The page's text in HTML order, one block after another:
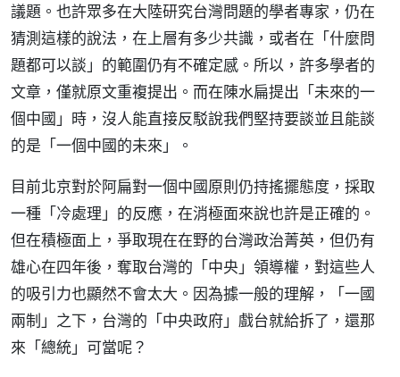
議題。也許眾多在大陸研究台灣問題的學者專家，仍在
猜測這樣的說法，在上層有多少共識，或者在「什麼問
題都可以談」的範圍仍有不確定感。所以，許多學者的
文章，僅就原文重複提出。而在陳水扁提出「未來的一
個中國」時，沒人能直接反駁說我們堅持要談並且能談
的是「一個中國的未來」。
目前北京對於阿扁對一個中國原則仍持搖擺態度，採取
一種「冷處理」的反應，在消極面來說也許是正確的。
但在積極面上，爭取現在在野的台灣政治菁英，但仍有
雄心在四年後，奪取台灣的「中央」領導權，對這些人
的吸引力也顯然不會太大。因為據一般的理解，「一國
兩制」之下，台灣的「中央政府」戲台就給拆了，還那
來「總統」可當呢？